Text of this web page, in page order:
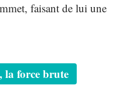
faisant de lui une
la force brute